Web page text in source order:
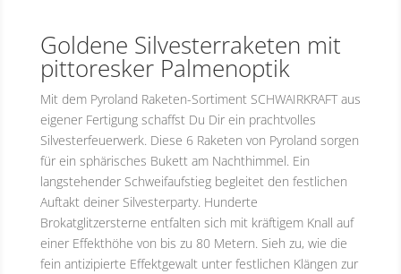
Goldene Silvesterraketen mit
pittoresker Palmenoptik
Mit dem Pyroland Raketen-Sortiment SCHWAIRKRAFT aus
eigener Fertigung schaffst Du Dir ein prachtvolles
Silvesterfeuerwerk. Diese 6 Raketen von Pyroland sorgen
für ein sphärisches Bukett am Nachthimmel. Ein
langstehender Schweifaufstieg begleitet den festlichen
Auftakt deiner Silvesterparty. Hunderte
Brokatglitzersterne entfalten sich mit kräftigem Knall auf
einer Effekthöhe von bis zu 80 Metern. Sieh zu, wie die
fein antizipierte Effektgewalt unter festlichen Klängen zur